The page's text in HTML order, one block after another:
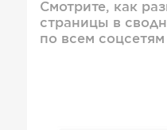
Смотрите, как
страницы в
по всем соцсетям